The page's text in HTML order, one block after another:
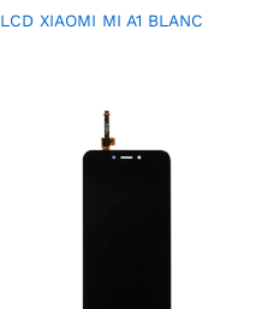
LCD XIAOMI MI A1 BLANC